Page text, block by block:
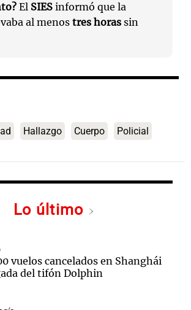
El SIES informó que la
al menos tres horas sin
Hallazgo Cuerpo Policial
Lo último
vuelos cancelados en Shanghái
del tifón Dolphin